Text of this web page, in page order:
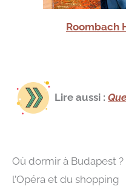
Roombach
Lire aussi :
Où dormir à Budapest
l’Opéra et du shopping